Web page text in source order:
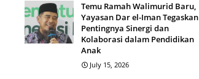
Temu Ramah Walimurid Baru,
Yayasan Dar el-Iman Tegaskan
Pentingnya Sinergi dan
Kolaborasi dalam Pendidikan
Anak
July 15, 2026